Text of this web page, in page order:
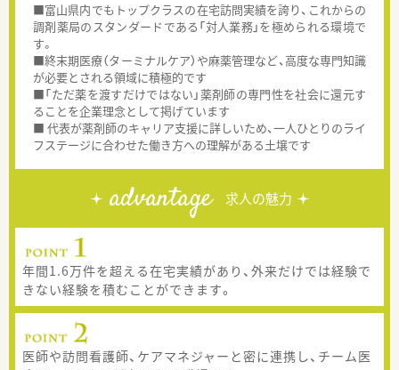
■富山県内でもトップクラスの在宅訪問実績を誇り、これからの
調剤薬局のスタンダードである「対人業務」を極められる環境で
す。
■終末期医療（ターミナルケア）や麻薬管理など、高度な専門知識
が必要とされる領域に積極的です
■「ただ薬を渡すだけではない」薬剤師の専門性を社会に還元す
ることを企業理念として掲げています
■ 代表が薬剤師のキャリア支援に詳しいため、一人ひとりのライ
フステージに合わせた働き方への理解がある土壌です
advantage 求人の魅力
年間1.6万件を超える在宅実績があり、外来だけでは経験で
きない経験を積むことができます。
医師や訪問看護師、ケアマネジャーと密に連携し、チーム医